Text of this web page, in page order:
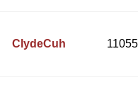
ClydeCuh 11055